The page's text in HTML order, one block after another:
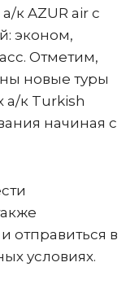
к AZUR air с
эконом,
Отметим,
новые туры
а/к Turkish
начиная с
отправиться в
условиях.